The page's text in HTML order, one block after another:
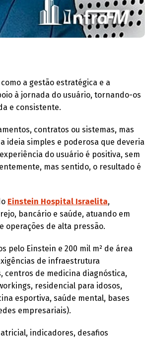
como a gestão estratégica e a
à jornada do usuário, tornando-os
e consistente.
contratos ou sistemas, mas
ideia simples e poderosa que deveria
do usuário é positiva, sem
mas sentido, o resultado é
Einstein Hospital Israelita,
bancário e saúde, atuando em
operações de alta pressão.
pelo Einstein e 200 mil m² de área
de infraestrutura
centros de medicina diagnóstica,
residencial para idosos,
esportiva, saúde mental, bases
empresariais).
indicadores, desafios